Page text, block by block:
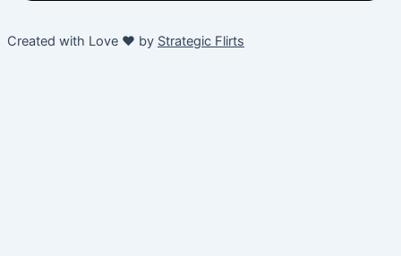
Created with Love ❤️ by Strategic Flirts